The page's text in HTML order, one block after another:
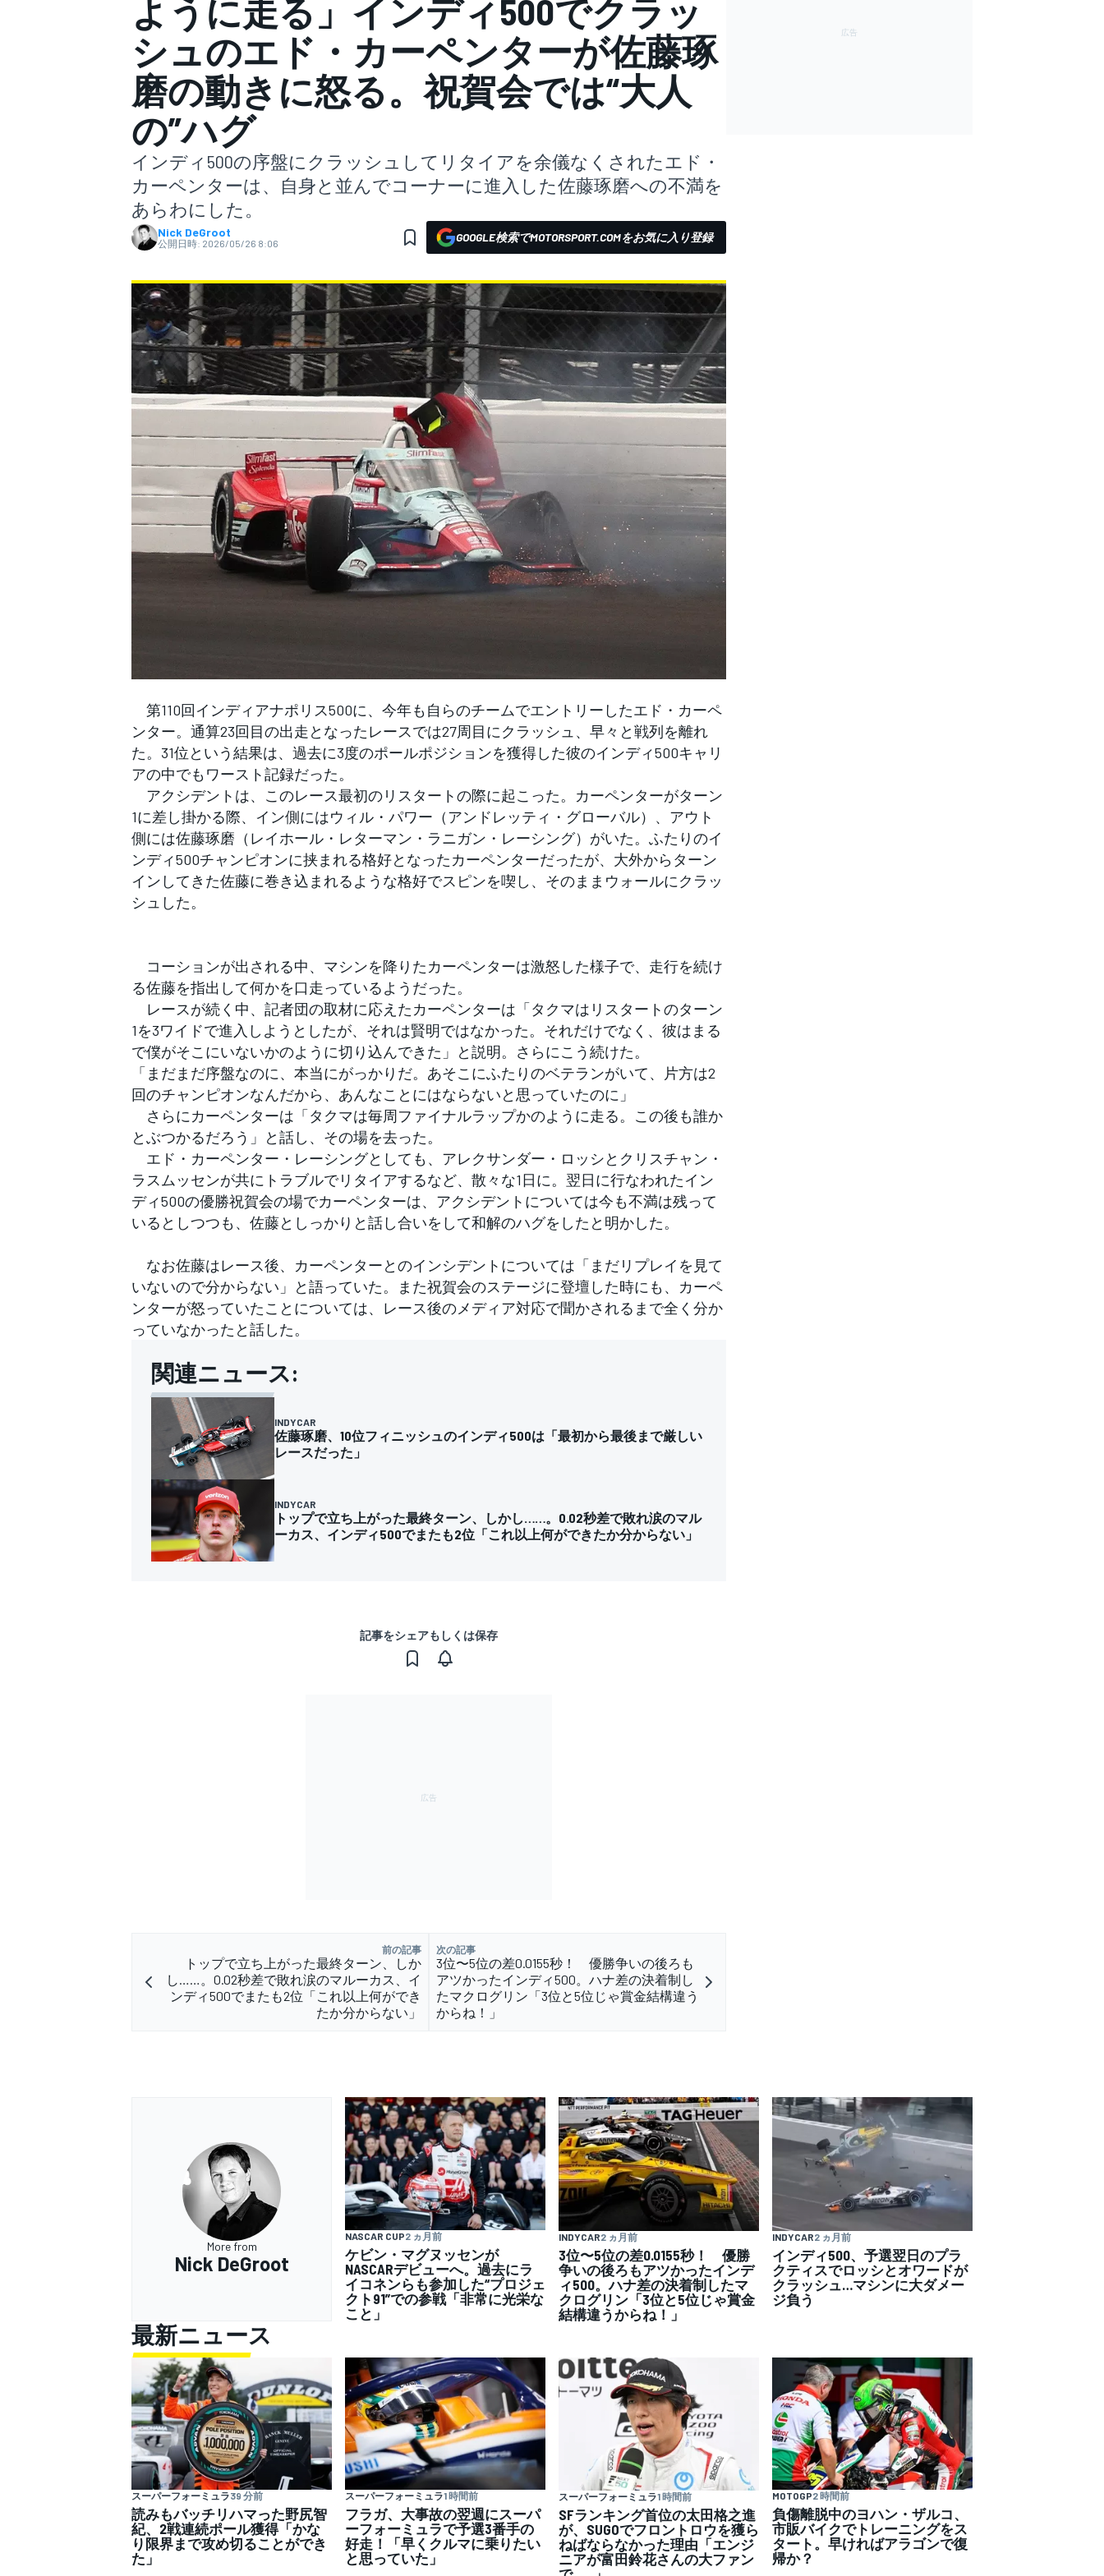
スーパーフォーミュラ
スーパーGT
フォーミュラE
すべてのカテゴリー
ように走る」インディ500でクラッ
シュのエド・カーペンターが佐藤琢
磨の動きに怒る。祝賀会では“大人
の”ハグ
インディ500の序盤にクラッシュしてリタイアを余儀なくされたエド・
カーペンターは、自身と並んでコーナーに進入した佐藤琢磨への不満を
あらわにした。
Nick DeGroot
公開日時: 2026/05/26 8:06 GOOGLE検索でMOTORSPORT.COMをお気に入り登録
第110回インディアナポリス500に、今年も自らのチームでエントリーしたエド・カーペ
ンター。通算23回目の出走となったレースでは27周目にクラッシュ、早々と戦列を離れ
た。31位という結果は、過去に3度のポールポジションを獲得した彼のインディ500キャリ
アの中でもワースト記録だった。
アクシデントは、このレース最初のリスタートの際に起こった。カーペンターがターン
1に差し掛かる際、イン側にはウィル・パワー（アンドレッティ・グローバル）、アウト
側には佐藤琢磨（レイホール・レターマン・ラニガン・レーシング）がいた。ふたりのイ
ンディ500チャンピオンに挟まれる格好となったカーペンターだったが、大外からターン
インしてきた佐藤に巻き込まれるような格好でスピンを喫し、そのままウォールにクラッ
シュした。
コーションが出される中、マシンを降りたカーペンターは激怒した様子で、走行を続け
る佐藤を指出して何かを口走っているようだった。
レースが続く中、記者団の取材に応えたカーペンターは「タクマはリスタートのターン
1を3ワイドで進入しようとしたが、それは賢明ではなかった。それだけでなく、彼はまる
で僕がそこにいないかのように切り込んできた」と説明。さらにこう続けた。
「まだまだ序盤なのに、本当にがっかりだ。あそこにふたりのベテランがいて、片方は2
回のチャンピオンなんだから、あんなことにはならないと思っていたのに」
さらにカーペンターは「タクマは毎周ファイナルラップかのように走る。この後も誰か
とぶつかるだろう」と話し、その場を去った。
エド・カーペンター・レーシングとしても、アレクサンダー・ロッシとクリスチャン・
ラスムッセンが共にトラブルでリタイアするなど、散々な1日に。翌日に行なわれたイン
ディ500の優勝祝賀会の場でカーペンターは、アクシデントについては今も不満は残って
いるとしつつも、佐藤としっかりと話し合いをして和解のハグをしたと明かした。
なお佐藤はレース後、カーペンターとのインシデントについては「まだリプレイを見て
いないので分からない」と語っていた。また祝賀会のステージに登壇した時にも、カーペ
ンターが怒っていたことについては、レース後のメディア対応で聞かされるまで全く分か
っていなかったと話した。
関連ニュース:
INDYCAR
佐藤琢磨、10位フィニッシュのインディ500は「最初から最後まで厳しい
レースだった」
INDYCAR
トップで立ち上がった最終ターン、しかし……。0.02秒差で敗れ涙のマル
ーカス、インディ500でまたも2位「これ以上何ができたか分からない」
記事をシェアもしくは保存
前の記事
トップで立ち上がった最終ターン、しか
し……。0.02秒差で敗れ涙のマルーカス、イ
ンディ500でまたも2位「これ以上何ができ
たか分からない」
次の記事
3位〜5位の差0.0155秒！ 優勝争いの後ろも
アツかったインディ500。ハナ差の決着制し
たマクログリン「3位と5位じゃ賞金結構違う
からね！」
More from
Nick DeGroot
NASCAR CUP2 ヵ月前
ケビン・マグヌッセンが
NASCARデビューへ。過去にラ
イコネンらも参加した“プロジェ
クト91”での参戦「非常に光栄な
こと」
INDYCAR2 ヵ月前
3位〜5位の差0.0155秒！ 優勝
争いの後ろもアツかったインデ
ィ500。ハナ差の決着制したマ
クログリン「3位と5位じゃ賞金
結構違うからね！」
INDYCAR2 ヵ月前
インディ500、予選翌日のプラ
クティスでロッシとオワードが
クラッシュ…マシンに大ダメー
ジ負う
最新ニュース
スーパーフォーミュラ39 分前
読みもバッチリハマった野尻智
紀、2戦連続ポール獲得「かな
り限界まで攻め切ることができ
た」
スーパーフォーミュラ1 時間前
フラガ、大事故の翌週にスーパ
ーフォーミュラで予選3番手の
好走！「早くクルマに乗りたい
と思っていた」
スーパーフォーミュラ1 時間前
SFランキング首位の太田格之進
が、SUGOでフロントロウを獲ら
ねばならなかった理由「エンジ
ニアが富田鈴花さんの大ファン
MOTOGP2 時間前
負傷離脱中のヨハン・ザルコ、
市販バイクでトレーニングをス
タート。早ければアラゴンで復
帰か？